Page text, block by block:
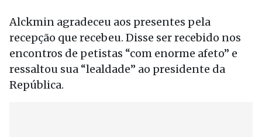
Alckmin agradeceu aos presentes pela
recepção que recebeu. Disse ser recebido nos
encontros de petistas “com enorme afeto” e
ressaltou sua “lealdade” ao presidente da
República.